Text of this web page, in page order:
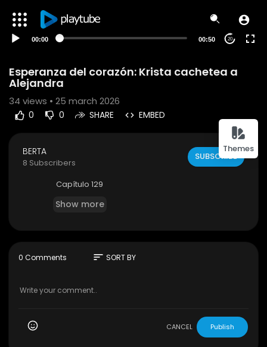
Themes
00:00 00:50 20
Esperanza del corazón: Krista cachetea a
Alejandra
34 views • 25 march 2026
0 0 SHARE EMBED
BERTA
8 Subscribers
SUBSCRIBE
Capítulo 129
Show more
0 Comments sort SORT BY
CANCEL Publish